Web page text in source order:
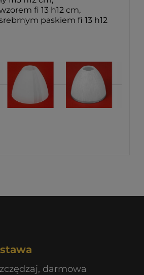
fi 13 h12 cm,
paskiem fi 13 h12
darmowa